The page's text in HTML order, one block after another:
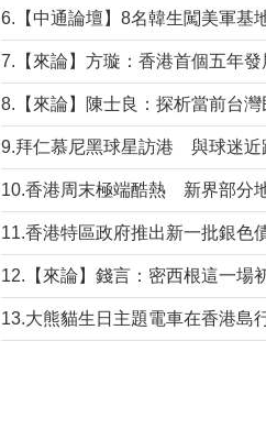
9.拜仁慕尼黑球星訪港 與球迷近
10.香港周末極端酷熱 新界部分
13.大熊貓生日主題電車在香港島